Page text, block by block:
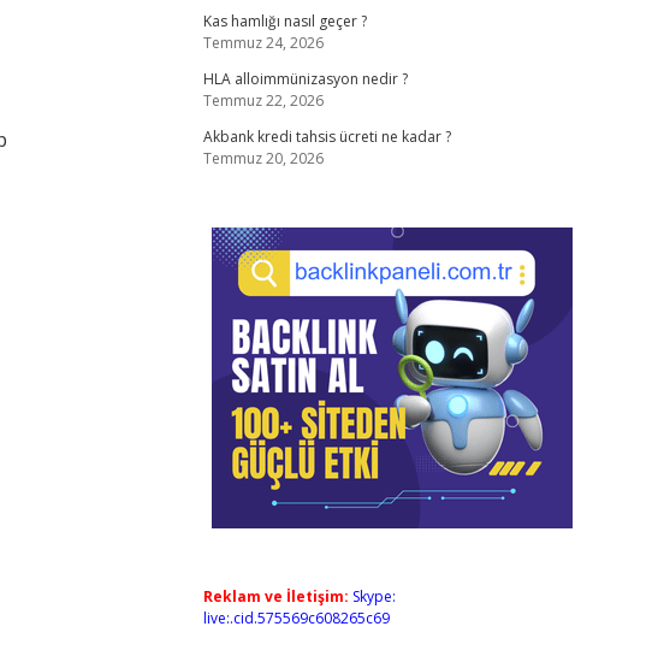
Kas hamlığı nasıl geçer ?
Temmuz 24, 2026
HLA alloimmünizasyon nedir ?
Temmuz 22, 2026
Akbank kredi tahsis ücreti ne kadar ?
Temmuz 20, 2026
Reklam ve İletişim: Skype:
live:.cid.575569c608265c69